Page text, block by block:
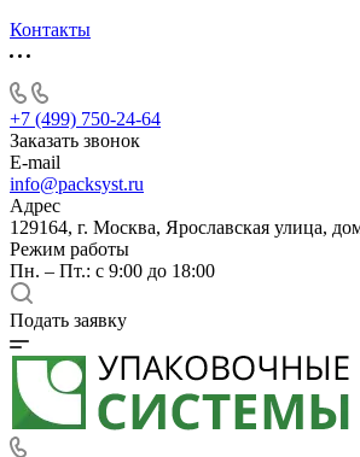
Контакты
+7 (499) 750-24-64
Заказать звонок
E-mail
info@packsyst.ru
Адрес
129164, г. Москва, Ярославская улица,
Режим работы
Пн. – Пт.: с 9:00 до 18:00
Подать заявку